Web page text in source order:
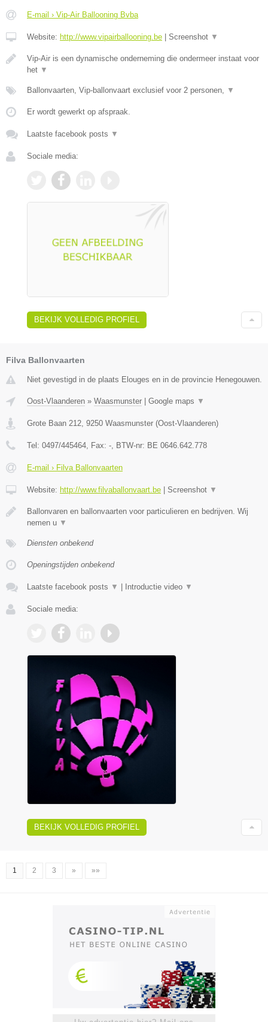
E-mail › Vip-Air Ballooning Bvba
Website: http://www.vipairballooning.be Screenshot ▼
Vip-Air is een dynamische onderneming die ondermeer instaat voor
het ▼
Ballonvaarten, Vip-ballonvaart exclusief voor 2 personen, ▼
Er wordt gewerkt op afspraak.
Laatste facebook posts ▼
Sociale media:
BEKIJK VOLLEDIG PROFIEL
Filva Ballonvaarten
Niet gevestigd in de plaats Elouges en in de provincie Henegouwen.
Oost-Vlaanderen » Waasmunster | Google maps ▼
Grote Baan 212 9250 Waasmunster (Oost-Vlaanderen)
Tel: 0497/445464 , Fax: - , BTW-nr: BE 0646.642.778
E-mail › Filva Ballonvaarten
Website: http://www.filvaballonvaart.be | Screenshot ▼
Ballonvaren en ballonvaarten voor particulieren en bedrijven. Wij
nemen u ▼
Diensten onbekend
Openingstijden onbekend
Laatste facebook posts ▼ | Introductie video ▼
Sociale media:
BEKIJK VOLLEDIG PROFIEL
1 2 3 » »»